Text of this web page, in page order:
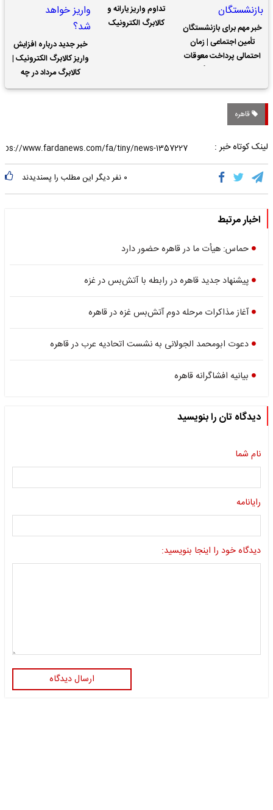
خبر مهم برای بازنشستگان
تأمین اجتماعی | زمان
احتمالی پرداخت معوقات
تداوم واریز یارانه و
کالابرگ الکترونیک
خبر جدید درباره افزایش
واریز کالابرگ الکترونیک |
کالابرگ مرداد در چه
تاریخی واریز خواهد شد؟
قاهره
لینک کوتاه خبر :
۰ نفر دیگر این مطلب را پسندیدند
اخبار مرتبط
حماس: هیأت ما در قاهره حضور دارد
پیشنهاد جدید قاهره در رابطه با آتش‌بس در غزه
آغاز مذاکرات مرحله دوم آتش‌بس غزه در قاهره
دعوت ابومحمد الجولانی به نشست اتحادیه عرب در قاهره
بیانیه افشاگرانه قاهره
دیدگاه تان را بنویسید
نام شما
رایانامه
دیدگاه خود را اینجا بنویسید:
ارسال دیدگاه